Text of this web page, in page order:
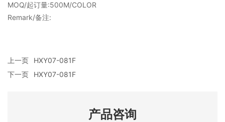
MOQ/起订量:500M/COLOR
Remark/备注:
上一页
HXY07-081F
下一页
HXY07-081F
产品咨询